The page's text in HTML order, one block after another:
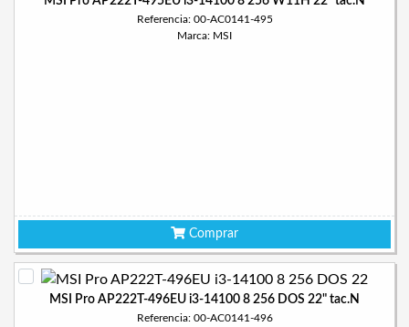
Referencia: 00-AC0141-495
Marca: MSI
Comprar
MSI Pro AP222T-496EU i3-14100 8 256 DOS 22" tac.N
Referencia: 00-AC0141-496